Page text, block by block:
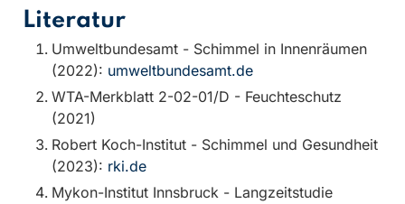
Literatur
Umweltbundesamt - Schimmel in Innenräumen
(2022): umweltbundesamt.de
WTA-Merkblatt 2-02-01/D - Feuchteschutz
(2021)
Robert Koch-Institut - Schimmel und Gesundheit
(2023): rki.de
Mykon-Institut Innsbruck - Langzeitstudie